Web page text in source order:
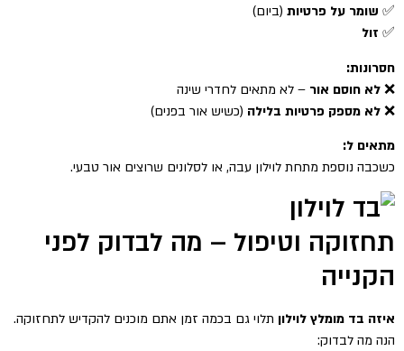
✅ שומר על פרטיות (ביום)
✅ זול
חסרונות:
❌ לא חוסם אור – לא מתאים לחדרי שינה
❌ לא מספק פרטיות בלילה (כשיש אור בפנים)
מתאים ל:
כשכבה נוספת מתחת לוילון עבה, או לסלונים שרוצים אור טבעי.
תחזוקה וטיפול – מה לבדוק לפני
הקנייה
איזה בד מומלץ לוילון תלוי גם בכמה זמן אתם מוכנים להקדיש לתחזוקה.
הנה מה לבדוק: